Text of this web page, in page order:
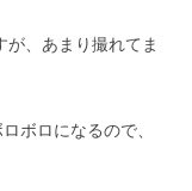
、あまり撮れてま
ボロになるので、